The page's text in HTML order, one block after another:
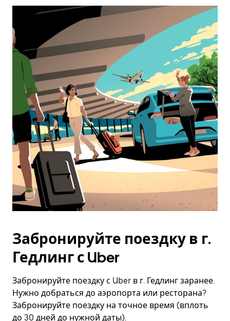
Забронируйте поездку в г.
Гедлинг с Uber
Забронируйте поездку с Uber в г. Гедлинг заранее.
Нужно добраться до аэропорта или ресторана?
Забронируйте поездку на точное время (вплоть
до 30 дней до нужной даты).